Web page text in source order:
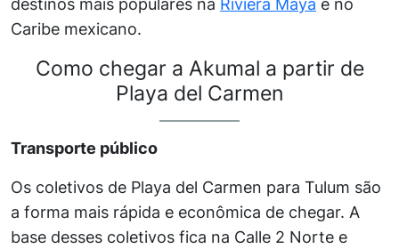
destinos mais populares na Riviera Maya e no
Caribe mexicano.
Como chegar a Akumal a partir de
Playa del Carmen
Transporte público
Os coletivos de Playa del Carmen para Tulum são
a forma mais rápida e econômica de chegar. A
base desses coletivos fica na Calle 2 Norte e